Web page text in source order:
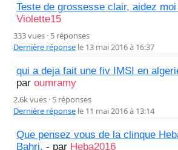
Teste de grossesse clair, aidez
Violette15
333 vues · 5 réponses
Dernière réponse le 13 mai 2016 à 16:37
qui a deja fait une fiv IMSI en
par oumramy
2.6k vues · 5 réponses
Dernière réponse le 11 mai 2016 à 13:14
Que pensez vous de la clinque
Bahri. - par Heba2016